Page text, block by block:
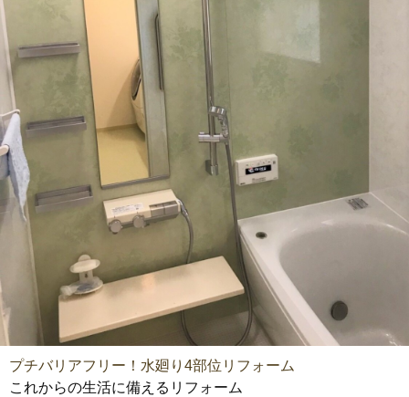
プチバリアフリー！水廻り4部位リフォーム
これからの生活に備えるリフォーム